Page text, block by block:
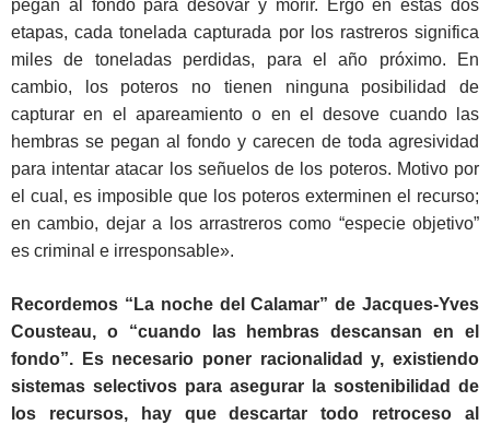
pegan al fondo para desovar y morir. Ergo en estas dos
etapas, cada tonelada capturada por los rastreros significa
miles de toneladas perdidas, para el año próximo. En
cambio, los poteros no tienen ninguna posibilidad de
capturar en el apareamiento o en el desove cuando las
hembras se pegan al fondo y carecen de toda agresividad
para intentar atacar los señuelos de los poteros. Motivo por
el cual, es imposible que los poteros exterminen el recurso;
en cambio, dejar a los arrastreros como “especie objetivo”
es criminal e irresponsable».
Recordemos “La noche del Calamar” de Jacques-Yves
Cousteau, o “cuando las hembras descansan en el
fondo”. Es necesario poner racionalidad y, existiendo
sistemas selectivos para asegurar la sostenibilidad de
los recursos, hay que descartar todo retroceso al